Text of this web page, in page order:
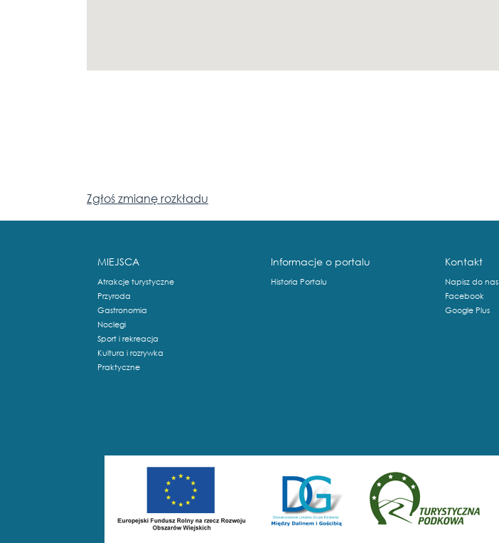
Zgłoś zmianę rozkładu
MIEJSCA
Atrakcje turystyczne
Przyroda
Gastronomia
Noclegi
Sport i rekreacja
Kultura i rozrywka
Praktyczne
Informacje o portalu
Historia Portalu
Kontakt
Napisz do nas
Facebook
Google Plus